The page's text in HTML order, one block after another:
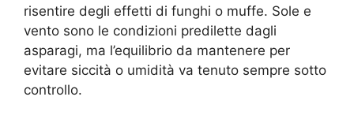
risentire degli effetti di funghi o muffe. Sole e
vento sono le condizioni predilette dagli
asparagi, ma l’equilibrio da mantenere per
evitare siccità o umidità va tenuto sempre sotto
controllo.